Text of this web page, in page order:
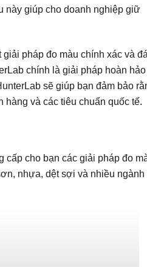
này giúp cho doanh nghiệp giữ
pháp đo màu chính xác và
chính là giải pháp hoàn hảo
sẽ giúp bạn đảm bảo
và các tiêu chuẩn quốc tế.
cấp cho bạn các giải pháp đo
nhựa, dệt sợi và nhiều ngành